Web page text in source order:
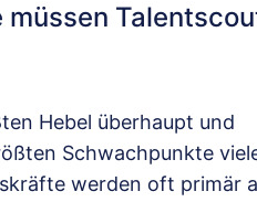
müssen
Hebel überhaupt und
Schwachpunkte
werden oft primär